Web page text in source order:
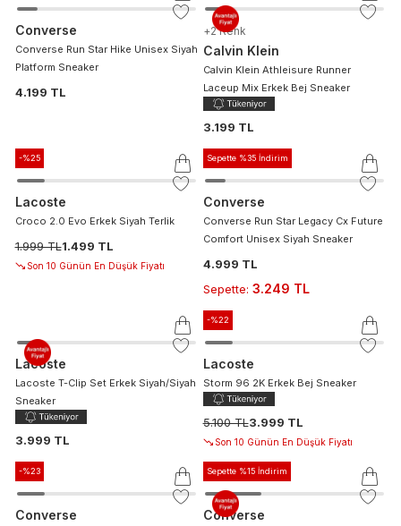
Converse
Converse Run Star Hike Unisex Siyah
Platform Sneaker
4.199 TL
+2 Renk
Calvin Klein
Calvin Klein Athleisure Runner
Laceup Mix Erkek Bej Sneaker
3.199 TL
-%25
Lacoste
Croco 2.0 Evo Erkek Siyah Terlik
1.999 TL1.499 TL
Son 10 Günün En Düşük Fiyatı
Sepette %35 İndirim
Converse
Converse Run Star Legacy Cx Future
Comfort Unisex Siyah Sneaker
4.999 TL
Sepette: 3.249 TL
Lacoste
Lacoste T-Clip Set Erkek Siyah/Siyah
Sneaker
3.999 TL
-%22
Lacoste
Storm 96 2K Erkek Bej Sneaker
5.100 TL3.999 TL
Son 10 Günün En Düşük Fiyatı
-%23
Converse
Sepette %15 İndirim
Converse